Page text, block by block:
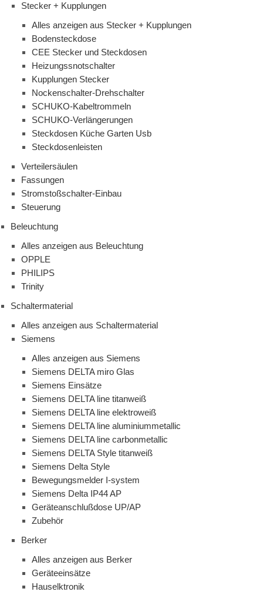
Stecker + Kupplungen
Alles anzeigen aus Stecker + Kupplungen
Bodensteckdose
CEE Stecker und Steckdosen
Heizungssnotschalter
Kupplungen Stecker
Nockenschalter-Drehschalter
SCHUKO-Kabeltrommeln
SCHUKO-Verlängerungen
Steckdosen Küche Garten Usb
Steckdosenleisten
Verteilersäulen
Fassungen
Stromstoßschalter-Einbau
Steuerung
Beleuchtung
Alles anzeigen aus Beleuchtung
OPPLE
PHILIPS
Trinity
Schaltermaterial
Alles anzeigen aus Schaltermaterial
Siemens
Alles anzeigen aus Siemens
Siemens DELTA miro Glas
Siemens Einsätze
Siemens DELTA line titanweiß
Siemens DELTA line elektroweiß
Siemens DELTA line aluminiummetallic
Siemens DELTA line carbonmetallic
Siemens DELTA Style titanweiß
Siemens Delta Style
Bewegungsmelder I-system
Siemens Delta IP44 AP
Geräteanschlußdose UP/AP
Zubehör
Berker
Alles anzeigen aus Berker
Geräteeinsätze
Hauselktronik